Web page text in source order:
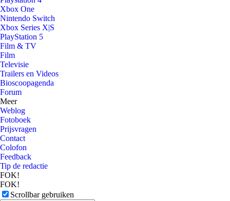
Xbox One
Nintendo Switch
Xbox Series X|S
PlayStation 5
Film & TV
Film
Televisie
Trailers en Videos
Bioscoopagenda
Forum
Meer
Weblog
Fotoboek
Prijsvragen
Contact
Colofon
Feedback
Tip de redactie
FOK!
FOK!
Scrollbar gebruiken